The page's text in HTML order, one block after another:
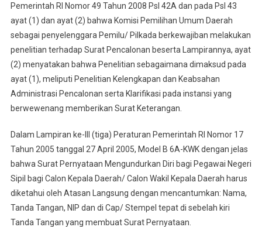
Pemerintah RI Nomor 49 Tahun 2008 Psl 42A dan pada Psl 43
ayat (1) dan ayat (2) bahwa Komisi Pemilihan Umum Daerah
sebagai penyelenggara Pemilu/ Pilkada berkewajiban melakukan
penelitian terhadap Surat Pencalonan beserta Lampirannya, ayat
(2) menyatakan bahwa Penelitian sebagaimana dimaksud pada
ayat (1), meliputi Penelitian Kelengkapan dan Keabsahan
Administrasi Pencalonan serta Klarifikasi pada instansi yang
berwewenang memberikan Surat Keterangan.
Dalam Lampiran ke-III (tiga) Peraturan Pemerintah RI Nomor 17
Tahun 2005 tanggal 27 April 2005, Model B 6A-KWK dengan jelas
bahwa Surat Pernyataan Mengundurkan Diri bagi Pegawai Negeri
Sipil bagi Calon Kepala Daerah/ Calon Wakil Kepala Daerah harus
diketahui oleh Atasan Langsung dengan mencantumkan: Nama,
Tanda Tangan, NIP dan di Cap/ Stempel tepat di sebelah kiri
Tanda Tangan yang membuat Surat Pernyataan.